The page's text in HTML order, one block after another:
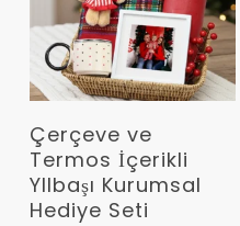
Çerçeve ve
Termos İçerikli
YIlbaşı Kurumsal
Hediye Seti